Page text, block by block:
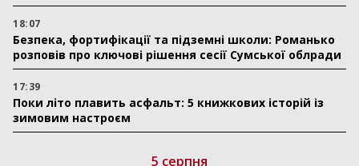
18:07
Безпека, фортифікації та підземні школи: Романько
розповів про ключові рішення сесії Сумської облради
17:39
Поки літо плавить асфальт: 5 книжкових історій із
зимовим настроєм
5 серпня